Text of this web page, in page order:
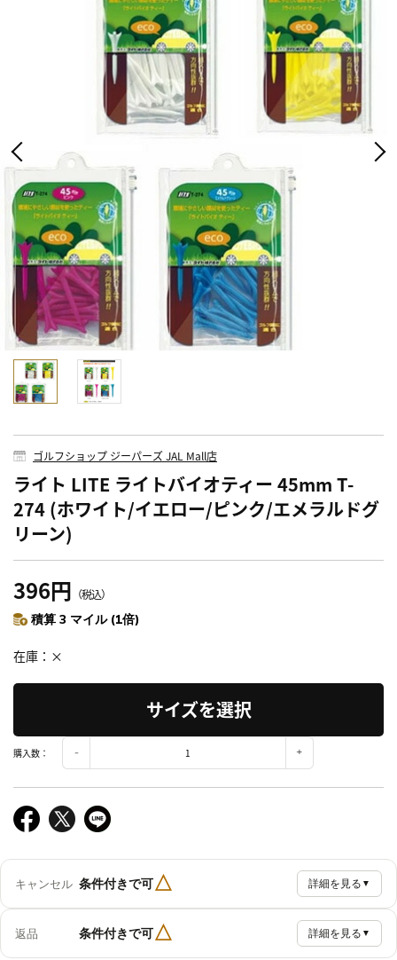
ゴルフショップ ジーパーズ JAL Mall店
ライト LITE ライトバイオティー 45mm T-
274 (ホワイト/イエロー/ピンク/エメラルドグ
リーン)
396円 （税込）
積算 3 マイル (1倍)
在庫 ×
サイズを選択
購入数：
キャンセル 条件付きで可△ 詳細を見る ▼
返品 条件付きで可△ 詳細を見る ▼